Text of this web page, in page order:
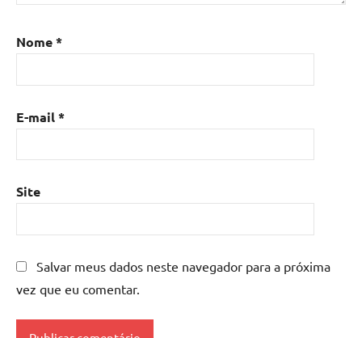
Nome*
E-mail*
Site
Salvar meus dados neste navegador para a próxima
vez que eu comentar.